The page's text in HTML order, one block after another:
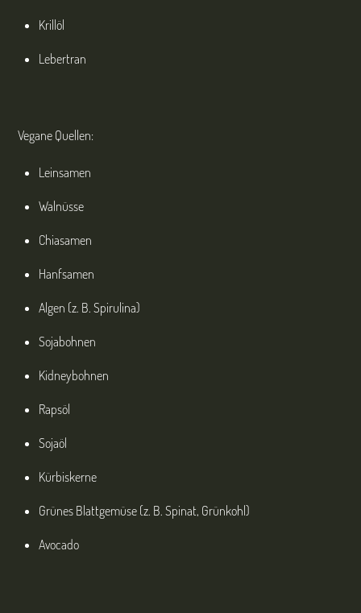
Krillöl
Lebertran
Vegane Quellen:
Leinsamen
Walnüsse
Chiasamen
Hanfsamen
Algen (z. B. Spirulina)
Sojabohnen
Kidneybohnen
Rapsöl
Sojaöl
Kürbiskerne
Grünes Blattgemüse (z. B. Spinat, Grünkohl)
Avocado